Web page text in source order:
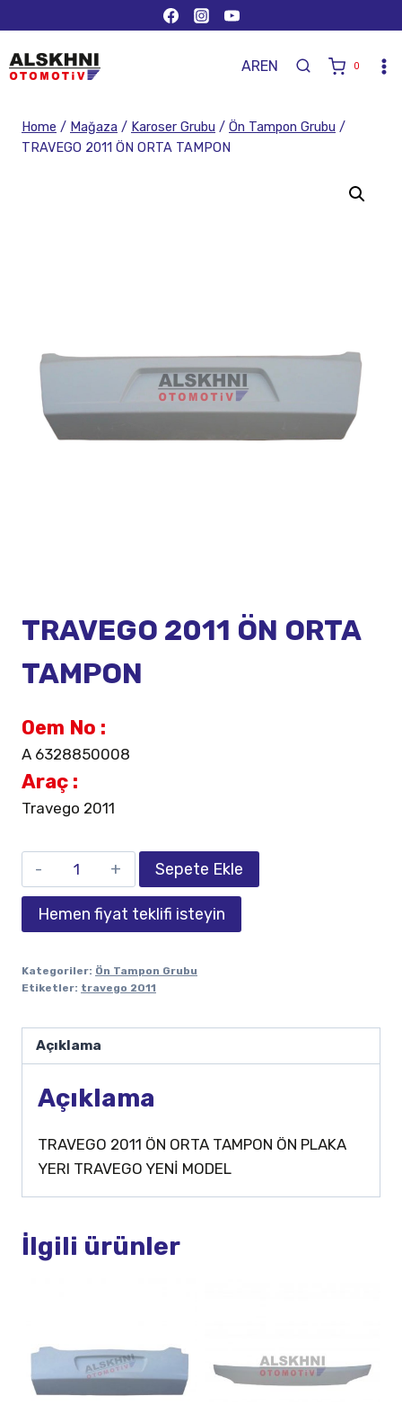
AREN 0
Home / Mağaza / Karoser Grubu / Ön Tampon Grubu /
TRAVEGO 2011 ÖN ORTA TAMPON
TRAVEGO 2011 ÖN ORTA
TAMPON
Oem No :
A 6328850008
Araç :
Travego 2011
Sepete Ekle
Hemen fiyat teklifi isteyin
Kategoriler: Ön Tampon Grubu
Etiketler: travego 2011
Açıklama
Açıklama
TRAVEGO 2011 ÖN ORTA TAMPON ÖN PLAKA
YERI TRAVEGO YENİ MODEL
İlgili ürünler